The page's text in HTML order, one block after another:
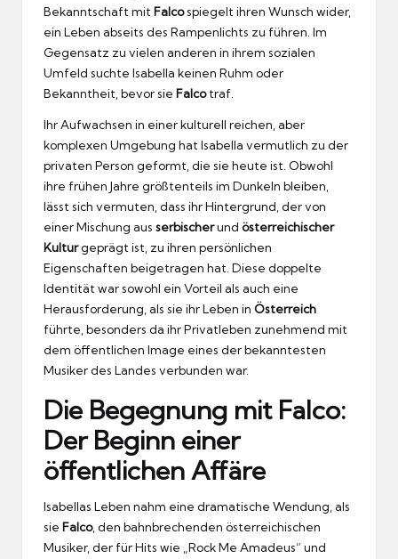
Bekanntschaft mit Falcospiegelt ihren Wunsch wider,
ein Leben abseits des Rampenlichts zu führen. Im
Gegensatz zu vielen anderen in ihrem sozialen
Umfeld suchte Isabella keinen Ruhm oder
Bekanntheit, bevor sie Falcotraf.
Ihr Aufwachsen in einer kulturell reichen, aber
komplexen Umgebung hat Isabella vermutlich zu der
privaten Person geformt, die sie heute ist. Obwohl
ihre frühen Jahre größtenteils im Dunkeln bleiben,
lässt sich vermuten, dass ihr Hintergrund, der von
einer Mischung aus serbischerund österreichischer
Kulturgeprägt ist, zu ihren persönlichen
Eigenschaften beigetragen hat. Diese doppelte
Identität war sowohl ein Vorteil als auch eine
Herausforderung, als sie ihr Leben in Österreich
führte, besonders da ihr Privatleben zunehmend mit
dem öffentlichen Image eines der bekanntesten
Musiker des Landes verbunden war.
Die Begegnung mit Falco:
Der Beginn einer
öffentlichen Affäre
Isabellas Leben nahm eine dramatische Wendung, als
sie Falco, den bahnbrechenden österreichischen
Musiker, der für Hits wie „Rock Me Amadeus“ und